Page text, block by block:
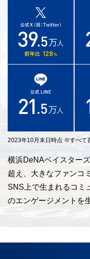
2023年10月末日時点 ※すべて
横浜DeNAベイスター
超え、大きなファンコ
SNS上で生まれるコミ
のエンゲージメントを